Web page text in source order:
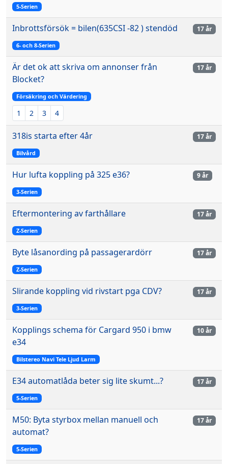
5-Serien
Inbrottsförsök = bilen(635CSI -82 ) stendöd
6- och 8-Serien
17 år
Är det ok att skriva om annonser från
Blocket?
Försäkring och Värdering
1 2 3 4
17 år
318is starta efter 4år
Bilvård
17 år
Hur lufta koppling på 325 e36?
3-Serien
9 år
Eftermontering av farthållare
Z-Serien
17 år
Byte låsanording på passagerardörr
Z-Serien
17 år
Slirande koppling vid rivstart pga CDV?
3-Serien
17 år
Kopplings schema för Cargard 950 i bmw
e34
Bilstereo Navi Tele Ljud Larm
10 år
E34 automatlåda beter sig lite skumt...?
5-Serien
17 år
M50: Byta styrbox mellan manuell och
automat?
5-Serien
17 år